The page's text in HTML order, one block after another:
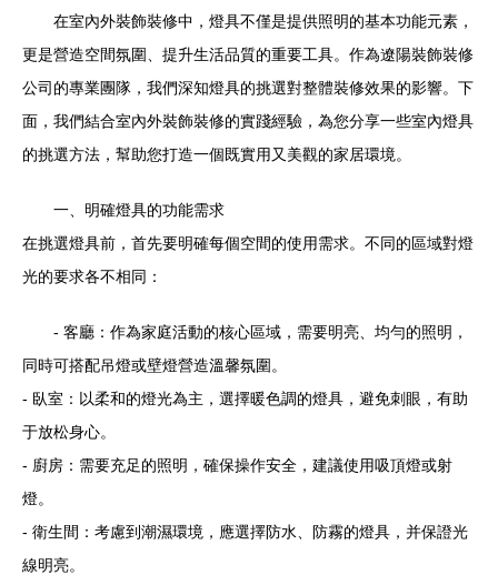
在室內外裝飾裝修中，燈具不僅是提供照明的基本功能元素，
更是營造空間氛圍、提升生活品質的重要工具。作為遼陽裝飾裝修
公司的專業團隊，我們深知燈具的挑選對整體裝修效果的影響。下
面，我們結合室內外裝飾裝修的實踐經驗，為您分享一些室內燈具
的挑選方法，幫助您打造一個既實用又美觀的家居環境。
一、明確燈具的功能需求
在挑選燈具前，首先要明確每個空間的使用需求。不同的區域對燈
光的要求各不相同：
- 客廳：作為家庭活動的核心區域，需要明亮、均勻的照明，
同時可搭配吊燈或壁燈營造溫馨氛圍。
- 臥室：以柔和的燈光為主，選擇暖色調的燈具，避免刺眼，有助
于放松身心。
- 廚房：需要充足的照明，確保操作安全，建議使用吸頂燈或射
燈。
- 衛生間：考慮到潮濕環境，應選擇防水、防霧的燈具，并保證光
線明亮。